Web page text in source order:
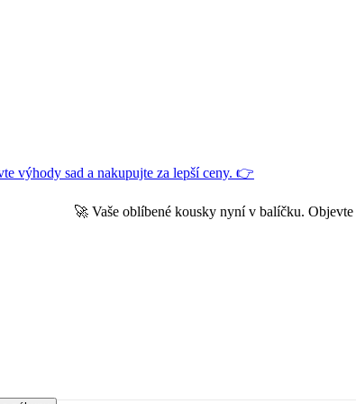
výhody sad a nakupujte za lepší ceny. 👉
🚀 Vaše oblíbené kousky nyní v balíčku.